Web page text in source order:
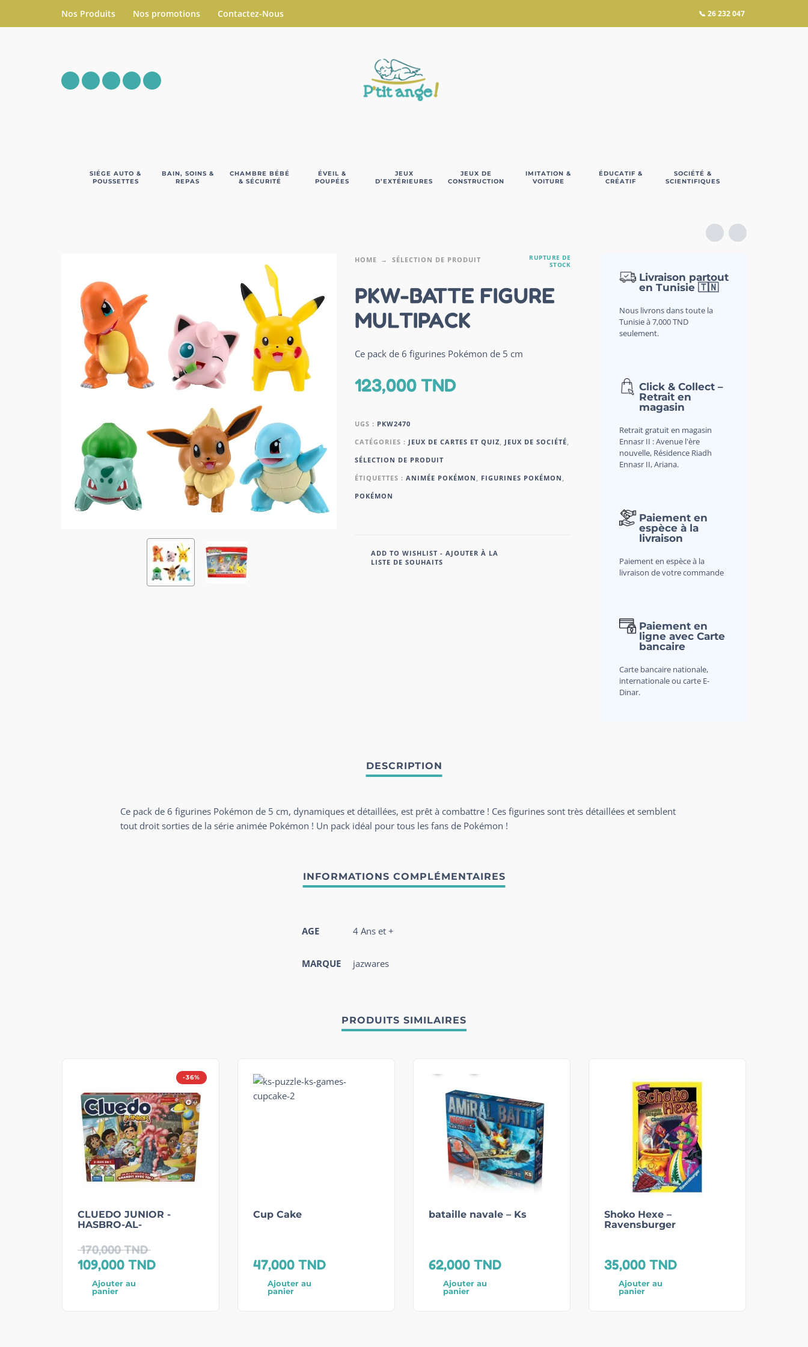
Nos Produits Nos promotions Contactez-Nous 📞 26 232 047
SIÉGE AUTO &
POUSSETTES
BAIN, SOINS &
REPAS
CHAMBRE BÉBÉ
& SÉCURITÉ
ÉVEIL &
POUPÉES
JEUX
D’EXTÉRIEURES
JEUX DE
CONSTRUCTION
IMITATION &
VOITURE
ÉDUCATIF &
CRÉATIF
SOCIÉTÉ &
SCIENTIFIQUES
HOME SÉLECTION DE PRODUIT
RUPTURE DE
STOCK
PKW-BATTE FIGURE
MULTIPACK
Ce pack de 6 figurines Pokémon de 5 cm
123,000TND
UGS : PKW2470
CATÉGORIES : JEUX DE CARTES ET QUIZ, JEUX DE SOCIÉTÉ,
SÉLECTION DE PRODUIT
ÉTIQUETTES : ANIMÉE POKÉMON , FIGURINES POKÉMON ,
POKÉMON
ADD TO WISHLIST - AJOUTER À LA
LISTE DE SOUHAITS
Livraison partout
en Tunisie 🇹🇳
Nous livrons dans toute la
Tunisie à 7,000 TND
seulement.
Click & Collect –
Retrait en
magasin
Retrait gratuit en magasin
Ennasr II : Avenue l'ère
nouvelle, Résidence Riadh
Ennasr II, Ariana.
Paiement en
espèce à la
livraison
Paiement en espèce à la
livraison de votre commande
Paiement en
ligne avec Carte
bancaire
Carte bancaire nationale,
internationale ou carte E-
Dinar.
Ce pack de 6 figurines Pokémon de 5 cm, dynamiques et détaillées, est prêt à combattre ! Ces figurines sont très détaillées et semblent
tout droit sorties de la série animée Pokémon ! Un pack idéal pour tous les fans de Pokémon !
AGE 4 Ans et +
MARQUE jazwares
PRODUITS SIMILAIRES
-36%
CLUEDO JUNIOR -
HASBRO-AL-
170,000TND
109,000 TND
Ajouter au
panier
Cup Cake
47,000 TND
Ajouter au
panier
bataille navale – Ks
62,000 TND
Ajouter au
panier
Shoko Hexe –
Ravensburger
35,000 TND
Ajouter au
panier